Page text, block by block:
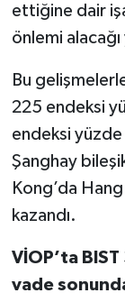
ettiğine dair
önlemi
Bu
225 endeksi
endeksi
Şanghay
Kong’da
kazandı.
VİOP’ta
vade